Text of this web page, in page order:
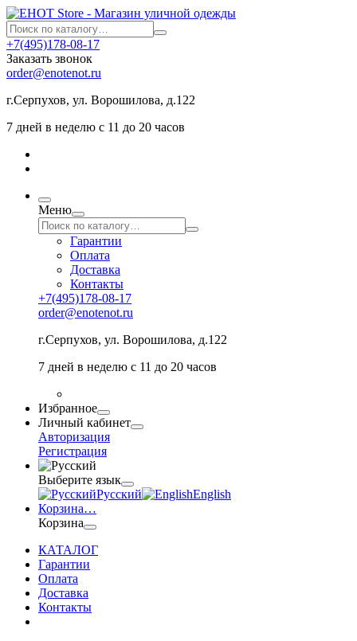
+7(495)178-08-17
Заказать звонок
order@enotenot.ru
г.Серпухов, ул. Ворошилова, д.122
7 дней в неделю с 11 до 20 часов
Меню
Гарантии
Оплата
Доставка
Контакты
+7(495)178-08-17
order@enotenot.ru
г.Серпухов, ул. Ворошилова, д.122
7 дней в неделю с 11 до 20 часов
Избранное
Личный кабинет
Авторизация
Регистрация
Выберите язык
Русский
English
Корзина…
Корзина
КАТАЛОГ
Гарантии
Оплата
Доставка
Контакты